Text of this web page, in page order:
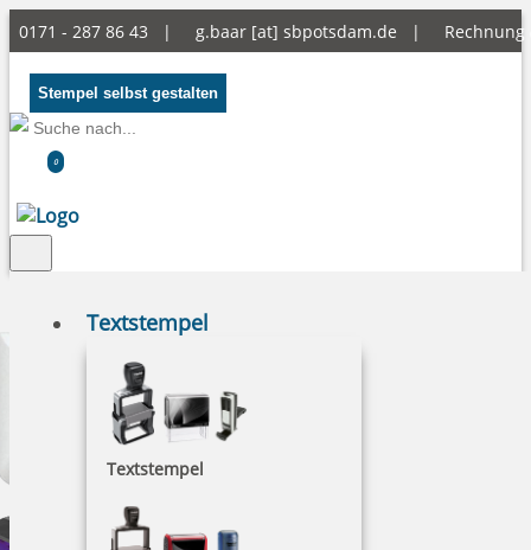
0171 - 287 86 43 | g.baar [at] sbpotsdam.de | Rechnung
Stempel selbst gestalten
0
Textstempel
Textstempel